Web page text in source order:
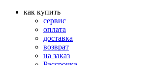
как купить
сервис
оплата
доставка
возврат
на заказ